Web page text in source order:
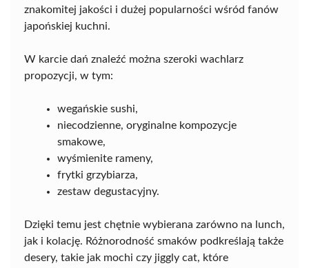
znakomitej jakości i dużej popularności wśród fanów
japońskiej kuchni.
W karcie dań znaleźć można szeroki wachlarz
propozycji, w tym:
wegańskie sushi,
niecodzienne, oryginalne kompozycje
smakowe,
wyśmienite rameny,
frytki grzybiarza,
zestaw degustacyjny.
Dzięki temu jest chętnie wybierana zarówno na lunch,
jak i kolację. Różnorodność smaków podkreślają także
desery, takie jak mochi czy jiggly cat, które